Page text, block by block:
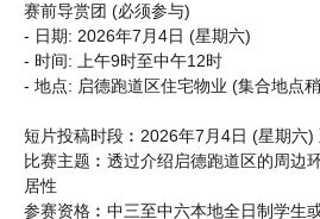
赛前导赏团 (必须参与)
- 日期: 2026年7月4日 (星期六)
- 时间: 上午9时至中午12时
- 地点: 启德跑道区住宅物业 (集合地点
短片投稿时段︰2026年7月4日 (星期
比赛主题︰透过介绍启德跑道区的周边
居性
参赛资格︰中三至中六本地全日制学生